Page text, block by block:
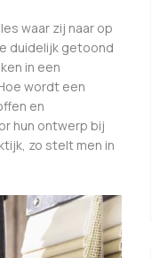
waar zij naar op
duidelijk getoond
in een
wordt een
en
hun ontwerp bij
zo stelt men in